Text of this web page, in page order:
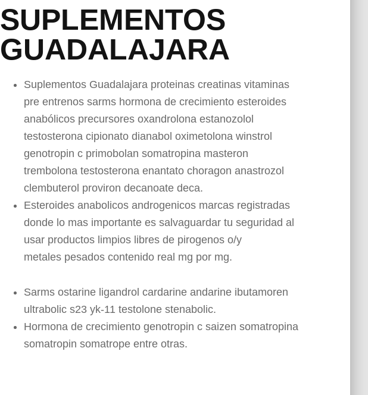
SUPLEMENTOS
GUADALAJARA
Suplementos Guadalajara proteinas creatinas vitaminas
pre entrenos sarms hormona de crecimiento esteroides
anabólicos precursores oxandrolona estanozolol
testosterona cipionato dianabol oximetolona winstrol
genotropin c primobolan somatropina masteron
trembolona testosterona enantato choragon anastrozol
clembuterol proviron decanoate deca.
Esteroides anabolicos androgenicos marcas registradas
donde lo mas importante es salvaguardar tu seguridad al
usar productos limpios libres de pirogenos o/y
metales pesados contenido real mg por mg.
Sarms ostarine ligandrol cardarine andarine ibutamoren
ultrabolic s23 yk-11 testolone stenabolic.
Hormona de crecimiento genotropin c saizen somatropina
somatropin somatrope entre otras.